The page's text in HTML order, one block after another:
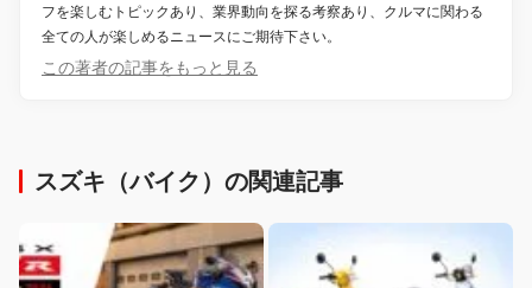
フを楽しむトピックあり、業界動向を探る考察あり、クルマに関わる
全ての人が楽しめるニュースにご期待下さい。
この著者の記事をもっと見る
スズキ（バイク）の関連記事